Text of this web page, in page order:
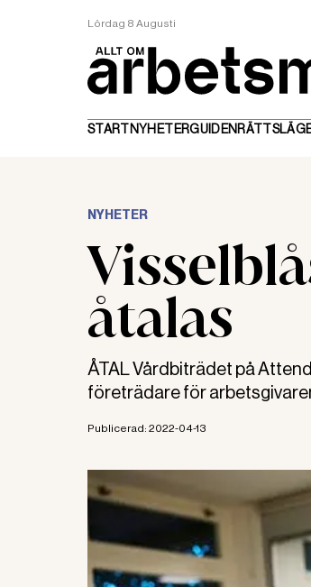
Lördag 8 Augusti
STARTNYHETERGUIDEN
NYHETER
åtalas
ÅTAL Vårdbiträdet på
företrädare för
Publicerad: 2022-04-13